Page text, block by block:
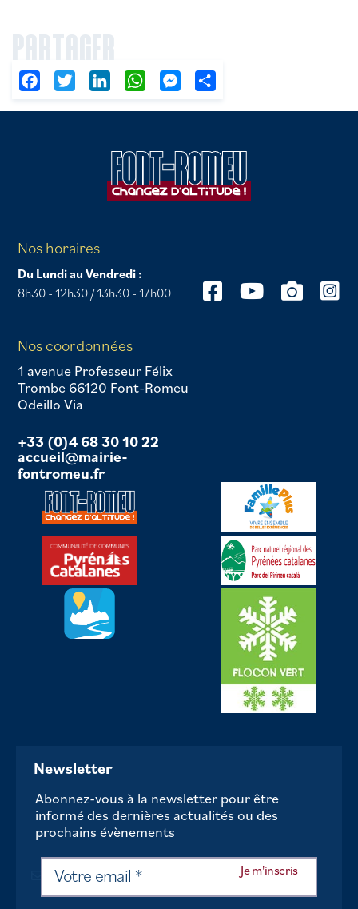
PARTAGER
FacebookTwitter LinkedIn WhatsAppMessenger
Nos horaires
Du Lundi au Vendredi :
8h30 - 12h30 / 13h30 - 17h00
Nos coordonnées
1 avenue Professeur Félix
Trombe 66120 Font-Romeu
Odeillo Via
+33 (0)4 68 30 10 22
accueil@mairie-
fontromeu.fr
Newsletter
Abonnez-vous à la newsletter pour être
informé des dernières actualités ou des
prochains évènements